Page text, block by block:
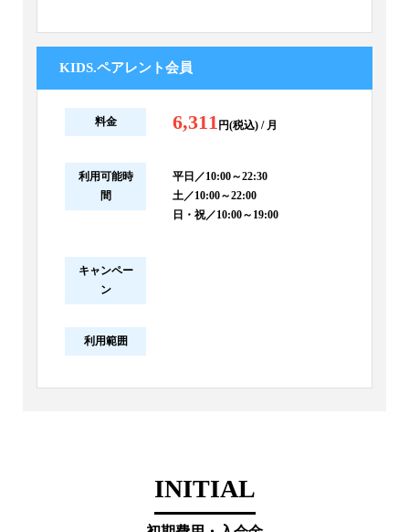
KIDS.ペアレント会員
料金 6,311 円(税込) / 月
利用可能時
間
平日／10:00～22:30
土／10:00～22:00
日・祝／10:00～19:00
キャンペー
ン
利用範囲
INITIAL